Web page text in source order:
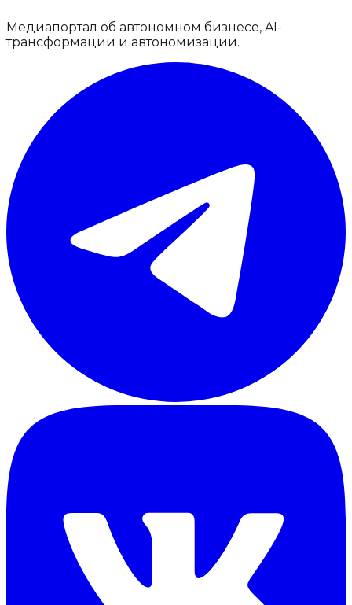
Медиапортал об автономном бизнесе, AI-
трансформации и автономизации.